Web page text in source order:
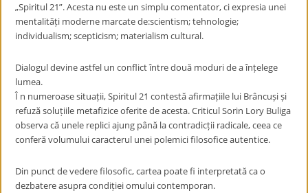
„Spiritul 21”. Acesta nu este un simplu comentator, ci expresia unei
mentalități moderne marcate de:scientism; tehnologie;
individualism; scepticism; materialism cultural.
Dialogul devine astfel un conflict între două moduri de a înțelege
lumea.
Î n numeroase situații, Spiritul 21 contestă afirmațiile lui Brâncuși și
refuză soluțiile metafizice oferite de acesta. Criticul Sorin Lory Buliga
observa că unele replici ajung până la contradicții radicale, ceea ce
conferă volumului caracterul unei polemici filosofice autentice.
Din punct de vedere filosofic, cartea poate fi interpretată ca o
dezbatere asupra condiției omului contemporan.